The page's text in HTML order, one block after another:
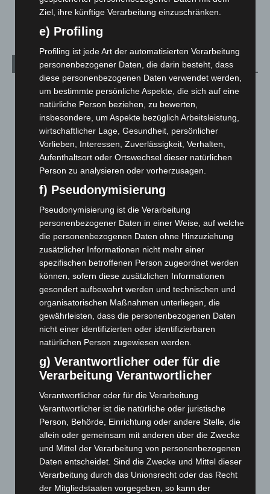
Archiv
August 2026(12)
Juli 2026(73)
Juni 2026
(139)
Mai 2026(99)
April 2026(99)
Februar 2026
Januar 2026(122)
Dezember 2025(103)
November 2025(114)
Oktober 2025
(112)
September 2025(93)
August 2025(90)
Juli 2025(90)
Juni 2025(103)
Mai 2025(112)
April 2025(88)
März 2025(111)
Februar 2025(96)
Januar 2025(88)
Dezember 2024(89)
November 2024
(94)
Oktober 2024(93)
Ziel, ihre künftige Verarbeitung einzuschränken.
e) Profiling
Profiling ist jede Art der automatisierten Verarbeitung
personenbezogener Daten, die darin besteht, dass
diese personenbezogenen Daten verwendet werden,
um bestimmte persönliche Aspekte, die sich auf eine
natürliche Person beziehen, zu bewerten,
insbesondere, um Aspekte bezüglich Arbeitsleistung,
wirtschaftlicher Lage, Gesundheit, persönlicher
Vorlieben, Interessen, Zuverlässigkeit, Verhalten,
Aufenthaltsort oder Ortswechsel dieser natürlichen
Person zu analysieren oder vorherzusagen.
f) Pseudonymisierung
Pseudonymisierung ist die Verarbeitung
personenbezogener Daten in einer Weise, auf welche
die personenbezogenen Daten ohne Hinzuziehung
zusätzlicher Informationen nicht mehr einer
spezifischen betroffenen Person zugeordnet werden
können, sofern diese zusätzlichen Informationen
gesondert aufbewahrt werden und technischen und
organisatorischen Maßnahmen unterliegen, die
gewährleisten, dass die personenbezogenen Daten
nicht einer identifizierten oder identifizierbaren
natürlichen Person zugewiesen werden.
g) Verantwortlicher oder für die
Verarbeitung Verantwortlicher
Verantwortlicher oder für die Verarbeitung
Verantwortlicher ist die natürliche oder juristische
Person, Behörde, Einrichtung oder andere Stelle, die
allein oder gemeinsam mit anderen über die Zwecke
und Mittel der Verarbeitung von personenbezogenen
Daten entscheidet. Sind die Zwecke und Mittel dieser
Verarbeitung durch das Unionsrecht oder das Recht
der Mitgliedstaaten vorgegeben, so kann der